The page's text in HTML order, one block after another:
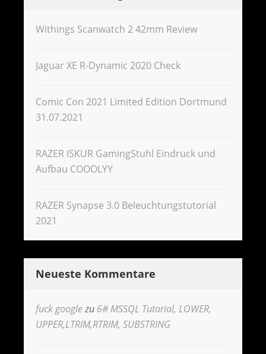
Withings Scanwatch 2 42mm Review
Jaguar XE R-Dynamic 2020 Check
Comic Con 2021 Limited Edition Dortmund
31.07.2021
RAZER ISKUR GamingStuhl Eindruck und
Aufbau COOOLYY
RAZER Synapse 3.0 Beleuchtungstutorial
2021
Neueste Kommentare
fuck googlezu 6# MSSQL Tutorial, LOWER,
UPPER,LTRIM,RTRIM, SUBSTRING